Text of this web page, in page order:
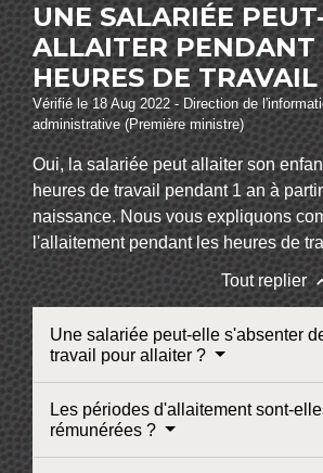
UNE SALARIÉE
ALLAITER PENDANT
HEURES DE TRAVAIL
Vérifié le 18 Aug 2022 - Direction de
administrative (Première ministre)
Oui, la salariée peut allaiter son
heures de travail pendant 1 an à
naissance. Nous vous expliquons
l'allaitement pendant les heures de
Tout replier
Une salariée peut-elle s'absenter
travail pour allaiter ?
Les périodes d'allaitement sont-
rémunérées ?